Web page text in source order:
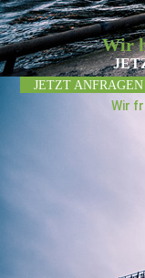
Wir
JETZT ANFRAGEN
Wir